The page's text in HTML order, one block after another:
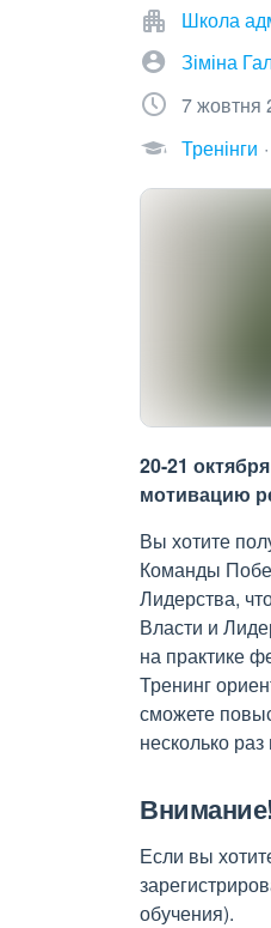
Школа
Зіміна
7 жовтня
Тренінги
20-21
мотивацию
Вы хотите
Команды
Лидерства,
Власти и
на практике
Тренинг
сможете
несколько
Если вы
обучения).